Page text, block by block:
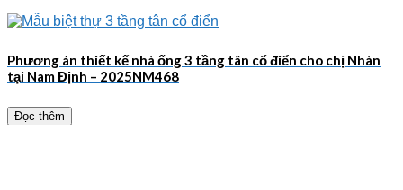
Phương án thiết kế nhà ống 3 tầng tân cổ điển cho chị Nhàn
tại Nam Định – 2025NM468
Đọc thêm